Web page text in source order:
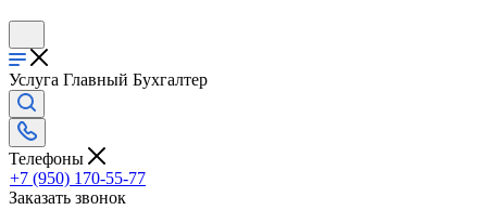
Услуга Главный Бухгалтер
Телефоны
+7 (950) 170-55-77
Заказать звонок